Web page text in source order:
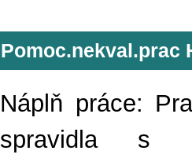
Pomoc.nekval.prac
Náplň práce:
spravidla s